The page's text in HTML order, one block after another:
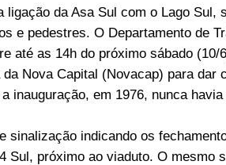
da Asa Sul com o Lago Sul,
e pedestres. O Departamento de
até as 14h do próximo sábado (10/
Nova Capital (Novacap) para dar
inauguração, em 1976, nunca
sinalização indicando os
Sul, próximo ao viaduto. O mesmo